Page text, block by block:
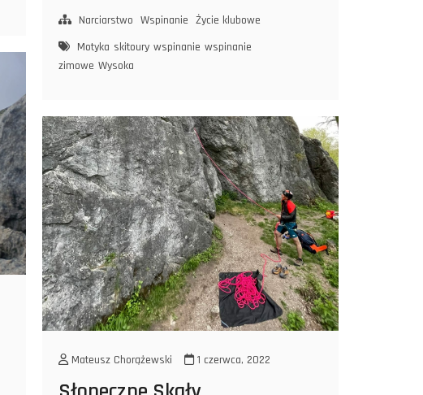
a ona
Vysoka.
Narciarstwo Wspinanie Życie klubowe
Motyka skitoury wspinanie wspinanie
zimowe Wysoka
Mateusz Chorążewski 1 czerwca, 2022